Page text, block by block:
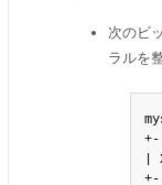
次のビ
ラルを
|